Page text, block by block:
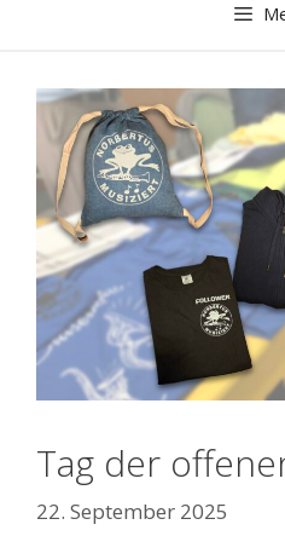
Tag der
22. September 2025